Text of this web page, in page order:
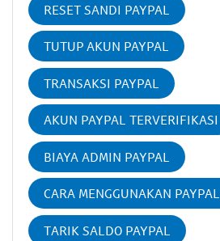
RESET SANDI PAYPAL
TUTUP AKUN PAYPAL
TRANSAKSI PAYPAL
AKUN PAYPAL TERVERIFIKASI
BIAYA ADMIN PAYPAL
CARA MENGGUNAKAN PAYPAL
TARIK SALDO PAYPAL